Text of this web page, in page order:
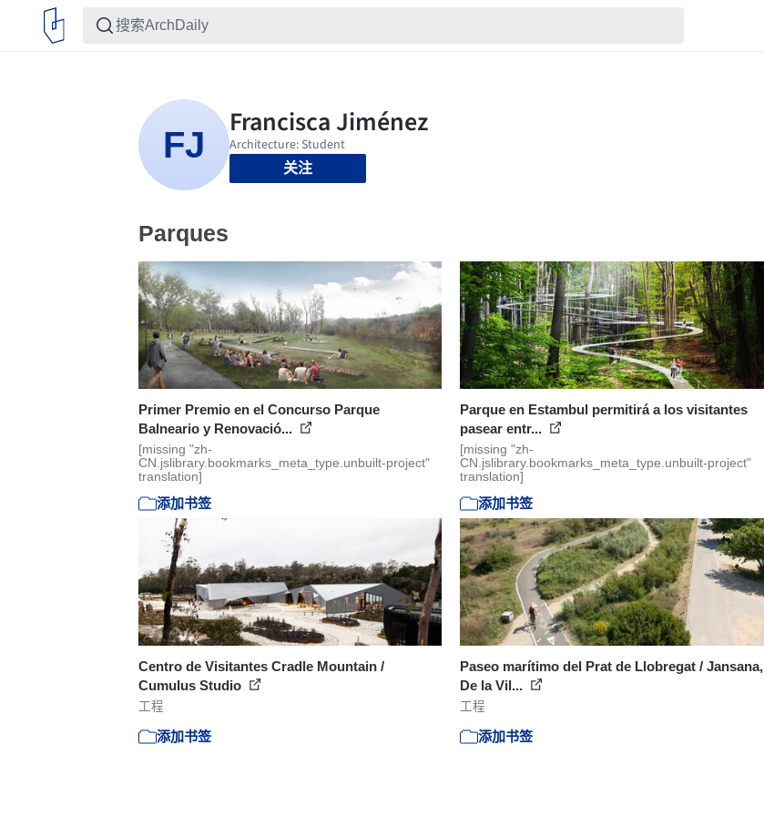
关注
Parques
Primer Premio en el Concurso Parque
Balneario y Renovació...
[missing "zh-
CN.jslibrary.bookmarks_meta_type.unbuilt-project"
translation]
添加书签
Parque en Estambul permitirá a los visitantes
pasear entr...
[missing "zh-
CN.jslibrary.bookmarks_meta_type.unbuilt-project"
translation]
添加书签
Centro de Visitantes Cradle Mountain /
Cumulus Studio
工程
添加书签
Paseo marítimo del Prat de Llobregat / Jansana,
De la Vil...
工程
添加书签